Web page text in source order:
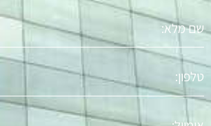
מלא
טלפון
אימייל